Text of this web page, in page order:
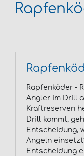
Rapfenköder -
Angler im Drill
Kraftreserven
Drill kommt,
Entscheidung,
Angeln
Entscheidung
Geschenke für Angler
Karpfenmontagen
Abhakmatte
weitere
Köderfischsenke
weitere
Forellenköder
Wallerköder
Meerforellenköder
Futterkorb
weitere
Zeck Fishing
weitere